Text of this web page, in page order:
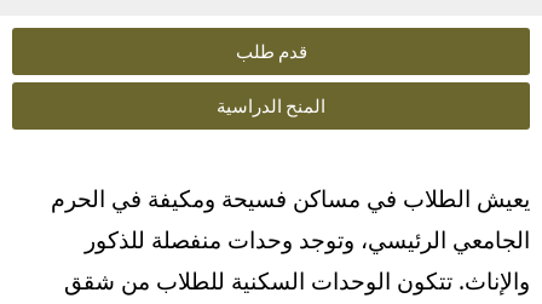
قدم طلب
المنح الدراسية
يعيش الطلاب في مساكن فسيحة ومكيفة في الحرم
الجامعي الرئيسي، وتوجد وحدات منفصلة للذكور
والإناث. تتكون الوحدات السكنية للطلاب من شقق